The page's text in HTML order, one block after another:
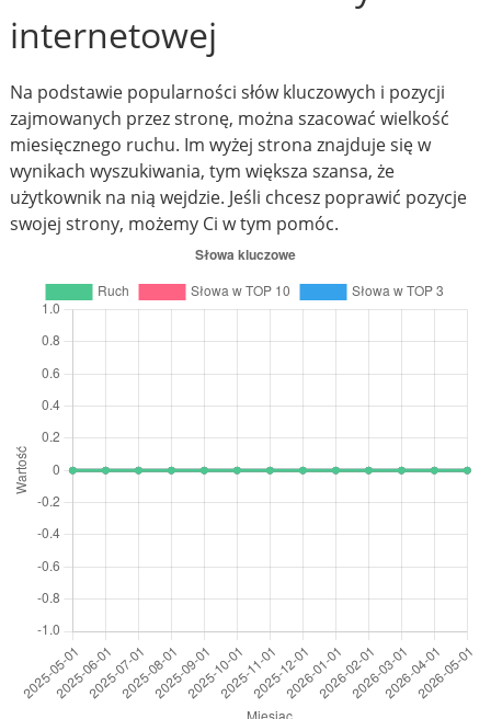
internetowej
Na podstawie popularności słów kluczowych i pozycji
zajmowanych przez stronę, można szacować wielkość
miesięcznego ruchu. Im wyżej strona znajduje się w
wynikach wyszukiwania, tym większa szansa, że
użytkownik na nią wejdzie. Jeśli chcesz poprawić pozycje
swojej strony, możemy Ci w tym pomóc.